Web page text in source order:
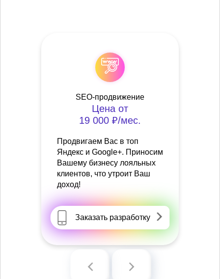
SEO-продвижение
Цена от
19 000 ₽/мес.
Продвигаем Вас в топ
Яндекс и Google+. Приносим
Вашему бизнесу лояльных
клиентов, что утроит Ваш
доход!
Заказать разработку